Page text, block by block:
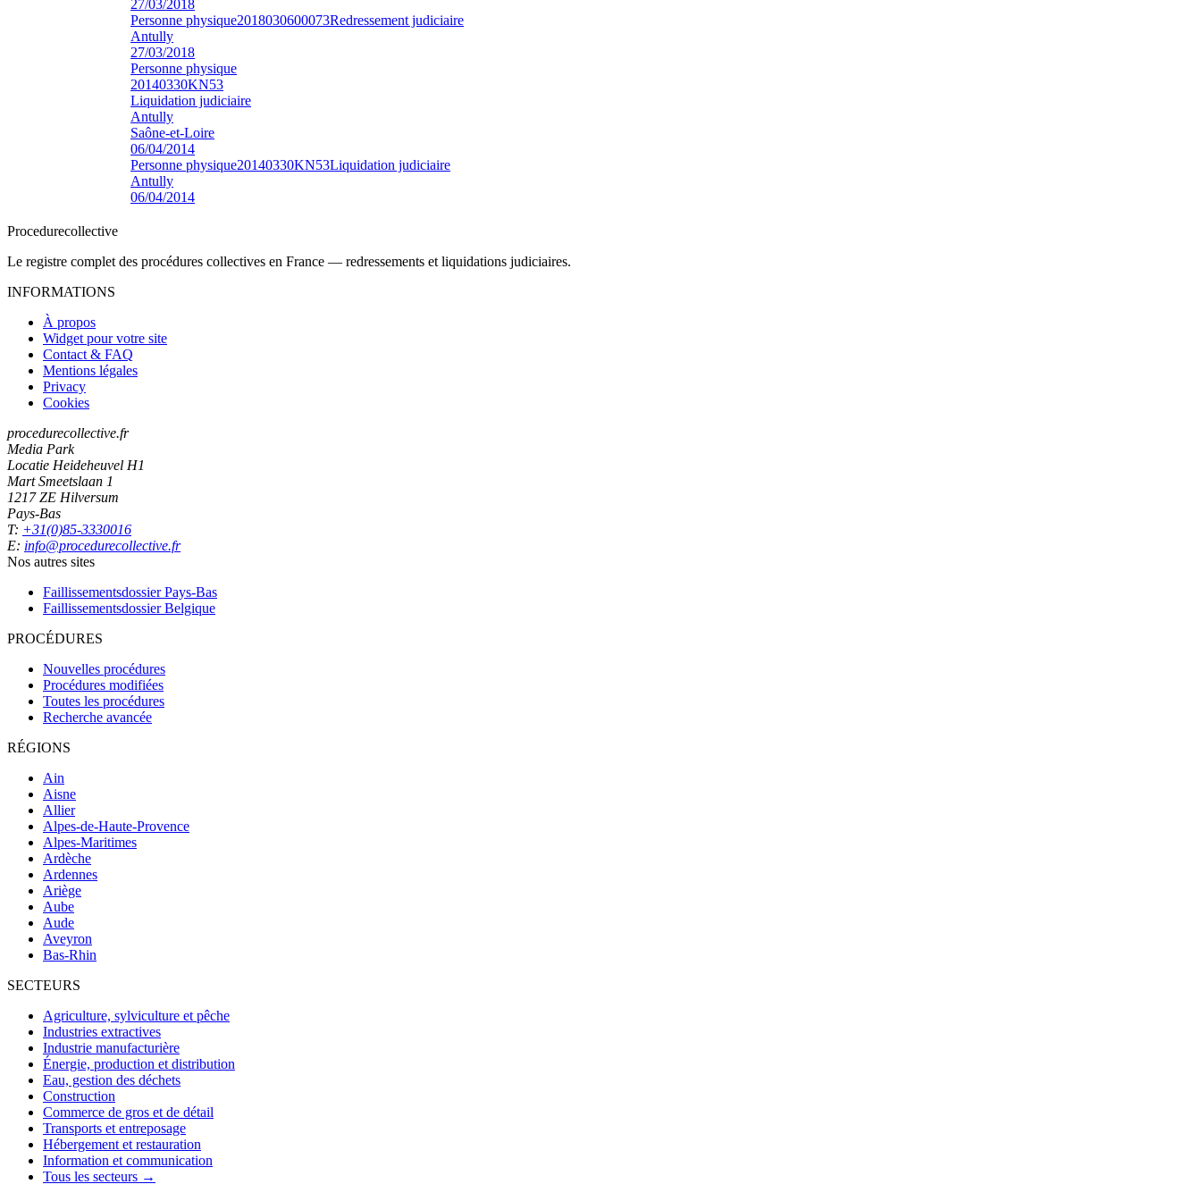
27/03/2018
Personne physique2018030600073Redressement judiciaire
Antully
27/03/2018
Personne physique
20140330KN53
Liquidation judiciaire
Antully
Saône-et-Loire
06/04/2014
Personne physique20140330KN53Liquidation judiciaire
Antully
06/04/2014
Procedurecollective
Le registre complet des procédures collectives en France — redressements et liquidations judiciaires.
INFORMATIONS
À propos
Widget pour votre site
Contact & FAQ
Mentions légales
Privacy
Cookies
procedurecollective.fr
Media Park
Locatie Heideheuvel H1
Mart Smeetslaan 1
1217 ZE Hilversum
Pays-Bas
T: +31(0)85-3330016
E: info@procedurecollective.fr
Nos autres sites
Faillissementsdossier Pays-Bas
Faillissementsdossier Belgique
PROCÉDURES
Nouvelles procédures
Procédures modifiées
Toutes les procédures
Recherche avancée
RÉGIONS
Ain
Aisne
Allier
Alpes-de-Haute-Provence
Alpes-Maritimes
Ardèche
Ardennes
Ariège
Aube
Aude
Aveyron
Bas-Rhin
SECTEURS
Agriculture, sylviculture et pêche
Industries extractives
Industrie manufacturière
Énergie, production et distribution
Eau, gestion des déchets
Construction
Commerce de gros et de détail
Transports et entreposage
Hébergement et restauration
Information et communication
Tous les secteurs →